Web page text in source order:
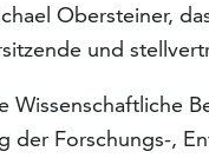
Obersteiner,
und
Wissenschaftliche
der Forschungs-,